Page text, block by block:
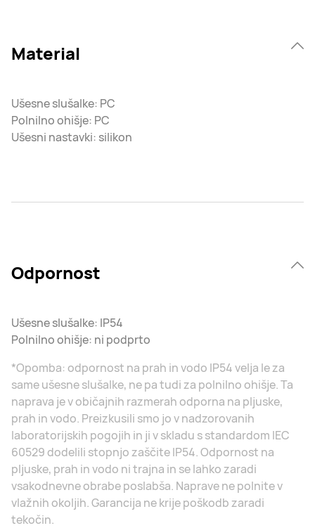
Material
Ušesne slušalke: PC
Polnilno ohišje: PC
Ušesni nastavki: silikon
Odpornost
Ušesne slušalke: IP54
Polnilno ohišje: ni podprto
*Opomba: odpornost na prah in vodo IP54 velja le za
same ušesne slušalke, ne pa tudi za polnilno ohišje. Ta
naprava je v običajnih razmerah odporna na pljuske,
prah in vodo. Preizkusili smo jo v nadzorovanih
laboratorijskih pogojih in ji v skladu s standardom IEC
60529 dodelili stopnjo zaščite IP54. Odpornost na
pljuske, prah in vodo ni trajna in se lahko zaradi
vsakodnevne obrabe poslabša. Naprave ne polnite v
vlažnih okoljih. Garancija ne krije poškodb zaradi
tekočin.